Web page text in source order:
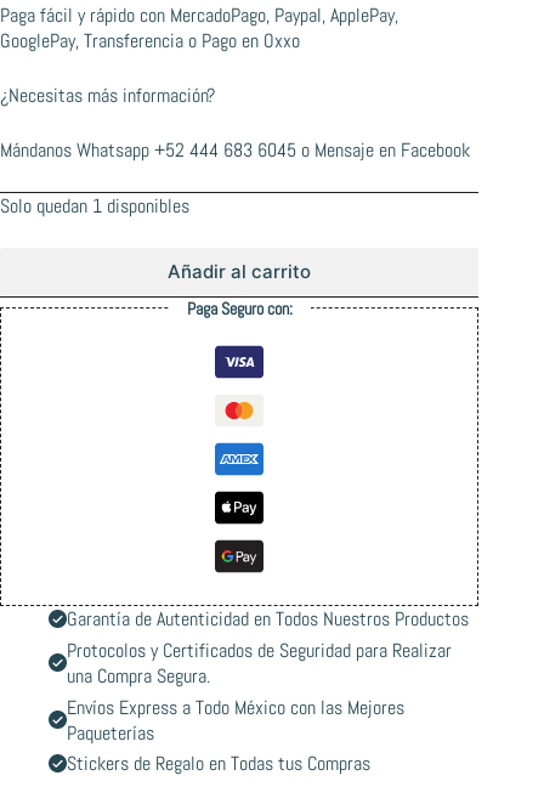
Paga fácil y rápido con MercadoPago, Paypal, ApplePay,
GooglePay, Transferencia o Pago en Oxxo
¿Necesitas más información?
Mándanos Whatsapp+52 444 683 6045 o Mensaje en Facebook
Solo quedan 1 disponibles
Añadir al carrito
Paga Seguro con:
Garantía de Autenticidad en Todos Nuestros Productos
Protocolos y Certificados de Seguridad para Realizar
una Compra Segura.
Envíos Express a Todo México con las Mejores
Paqueterías
Stickers de Regalo en Todas tus Compras